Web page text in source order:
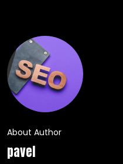
About Author
pavel